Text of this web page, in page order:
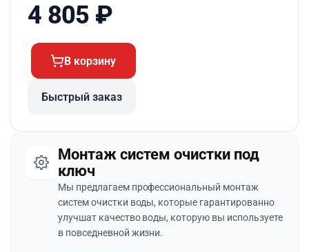
4 805 ₽
В корзину
Быстрый заказ
Монтаж систем очистки под
ключ
Мы предлагаем профессиональный монтаж
систем очистки воды, которые гарантированно
улучшат качество воды, которую вы используете
в повседневной жизни.